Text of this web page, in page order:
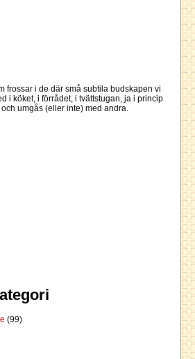
frossar i de där små subtila budskapen vi
i köket, i förrådet, i tvättstugan, ja i princip
umgås (eller inte) med andra.
(99)